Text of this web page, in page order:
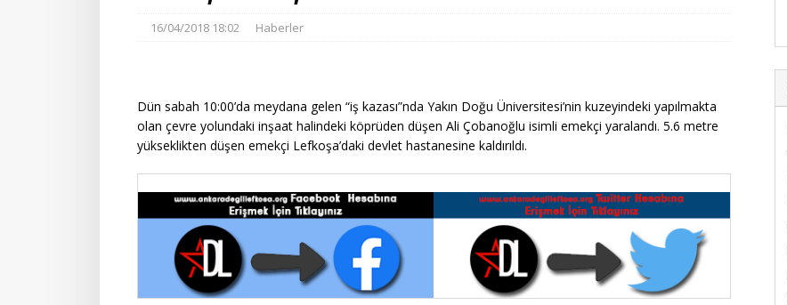
16/04/2018 18:02 Haberler
Dün sabah 10:00’da meydana gelen “iş kazası”nda Yakın Doğu Üniversitesi’nin kuzeyindeki yapılmakta
olan çevre yolundaki inşaat halindeki köprüden düşen Ali Çobanoğlu isimli emekçi yaralandı. 5.6 metre
yükseklikten düşen emekçi Lefkoşa’daki devlet hastanesine kaldırıldı.